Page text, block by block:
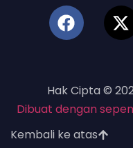
Hak Cipta ©
Dibuat dengan
Kembali ke atas